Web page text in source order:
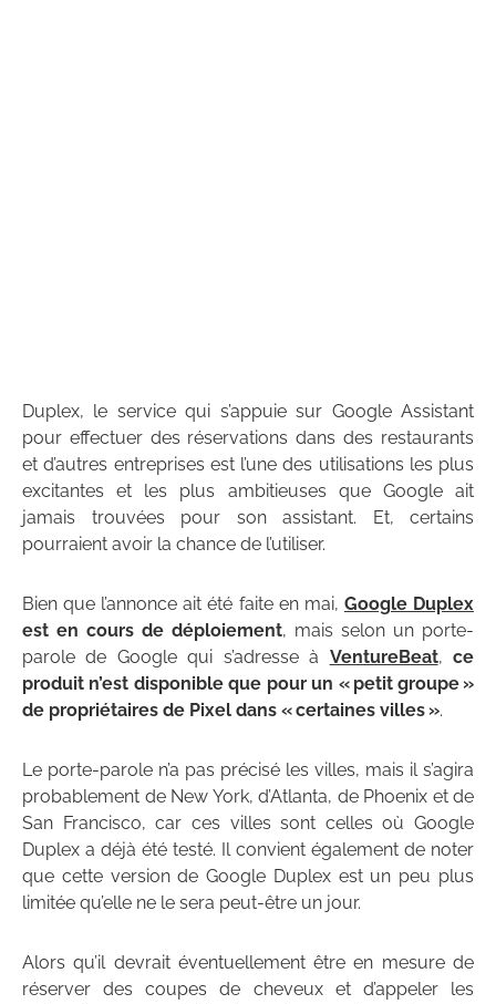
Duplex, le service qui s’appuie sur Google Assistant
pour effectuer des réservations dans des restaurants
et d’autres entreprises est l’une des utilisations les plus
excitantes et les plus ambitieuses que Google ait
jamais trouvées pour son assistant. Et, certains
pourraient avoir la chance de l’utiliser.
Bien que l’annonce ait été faite en mai, Google Duplex
est en cours de déploiement, mais selon un porte-
parole de Google qui s’adresse à VentureBeat,ce
produit n’est disponible que pour un « petit groupe »
de propriétaires de Pixel dans « certaines villes ».
Le porte-parole n’a pas précisé les villes, mais il s’agira
probablement de New York, d’Atlanta, de Phoenix et de
San Francisco, car ces villes sont celles où Google
Duplex a déjà été testé. Il convient également de noter
que cette version de Google Duplex est un peu plus
limitée qu’elle ne le sera peut-être un jour.
Alors qu’il devrait éventuellement être en mesure de
réserver des coupes de cheveux et d’appeler les